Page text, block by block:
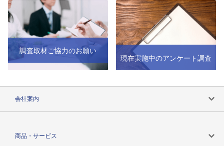
調査取材ご協力のお願い
現在実施中のアンケート調査
会社案内
商品・サービス